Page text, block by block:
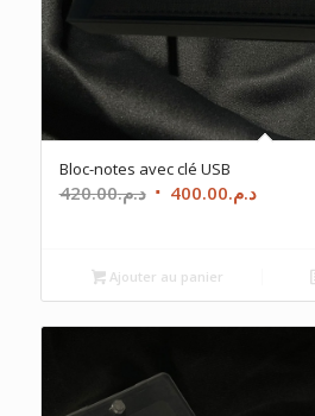
Bloc-notes avec clé USB
د.م.420.00
Le
était :
د.م.420.00.
د.م.400.00
Le
Ajouter au panier